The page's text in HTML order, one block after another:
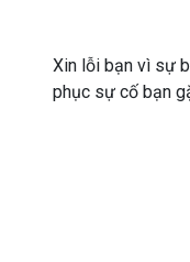
Xin lỗi bạn vì sự
phục sự cố bạn